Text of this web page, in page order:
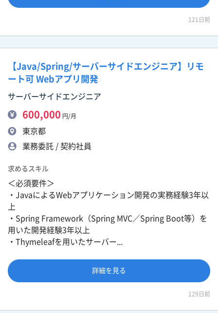
121日前
【Java/Spring/サーバーサイドエンジニア】リモ
ート可 Webアプリ開発
サーバーサイドエンジニア
600,000 円/月
東京都
業務委託 / 契約社員
求めるスキル
＜必須要件＞
・JavaによるWebアプリケーション開発の実務経験3年以
上
・Spring Framework（Spring MVC／Spring Boot等）を
用いた開発経験3年以上
・Thymeleafを用いたサーバー...
詳細を見る
129日前